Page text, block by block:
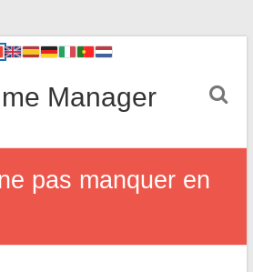
Manager
pas manquer en